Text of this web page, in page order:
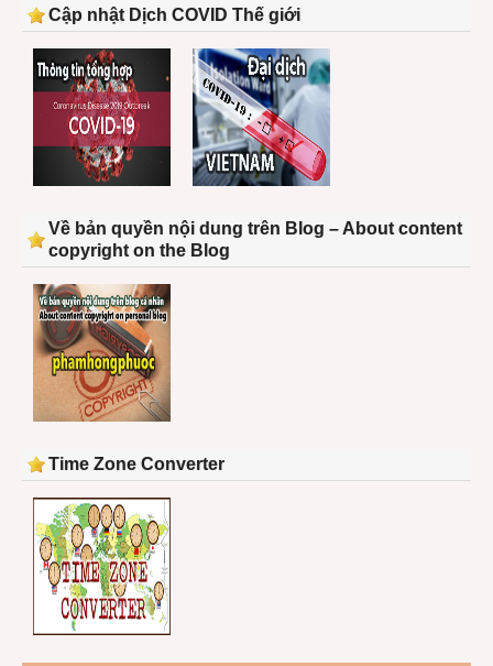
Cập nhật Dịch COVID Thế giới
Về bản quyền nội dung trên Blog – About content
copyright on the Blog
Time Zone Converter